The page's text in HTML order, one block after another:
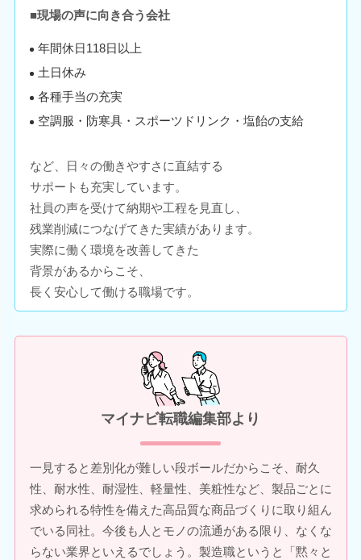
■現場の声に向き合う会社
年間休日118日以上
土日休み
各種手当の充実
空調服・防寒具・スポーツドリンク・塩飴の支給
など、日々の働きやすさに直結する
サポートも充実しています。
社員の声を受けて納期や工程を見直し、
残業削減につなげてきた実績があります。
実際に働く環境を改善してきた
背景があるからこそ、
長く安心して働ける職場です。
マイナビ転職編集部より
一見すると差別化が難しい段ボールだからこそ、耐久
性、耐水性、耐湿性、軽量性、美粧性など、製品ごとに
求められる特性を備えた高品質な商品づくりに取り組ん
でいる同社。今後も人とモノの流通がある限り、なくな
らない業界といえるでしょう。製造職というと「黙々と